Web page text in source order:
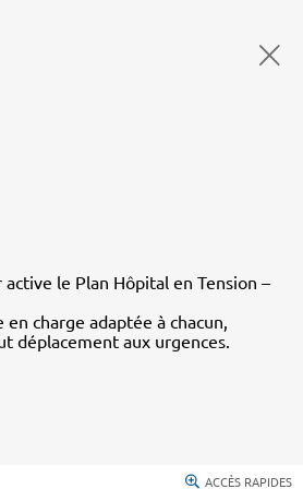
le Plan Hôpital en Tension –
charge adaptée à chacun,
déplacement aux urgences.
ACCÈS RAPIDES